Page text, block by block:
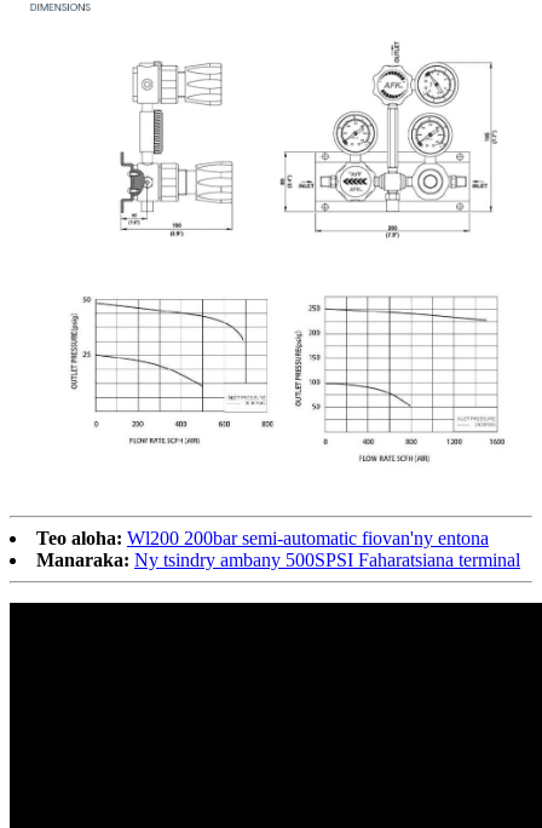
Teo aloha: Wl200 200bar semi-automatic fiovan'ny entona
Manaraka: Ny tsindry ambany 500SPSI Faharatsiana terminal